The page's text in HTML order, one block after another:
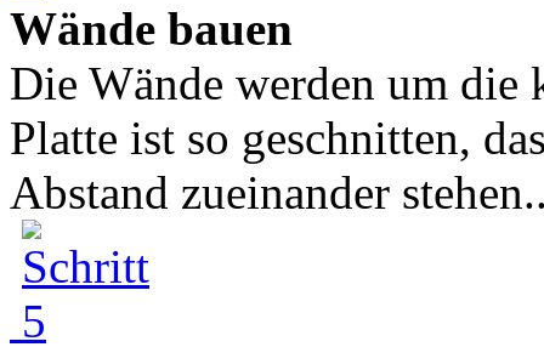
Wände bauen
Die Wände werden um
Platte ist so geschnitten,
Abstand zueinander